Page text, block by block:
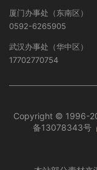
厦门办事处（东南区）
0592-6265905
武汉办事处（华中区）
17702770754
Copyright © 1996-
备13078343号